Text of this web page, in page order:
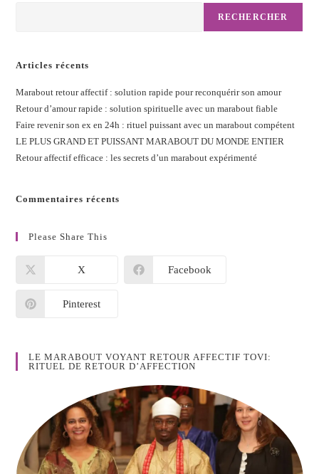
RECHERCHER
Articles récents
Marabout retour affectif : solution rapide pour reconquérir son amour
Retour d’amour rapide : solution spirituelle avec un marabout fiable
Faire revenir son ex en 24h : rituel puissant avec un marabout compétent
LE PLUS GRAND ET PUISSANT MARABOUT DU MONDE ENTIER
Retour affectif efficace : les secrets d’un marabout expérimenté
Commentaires récents
Please Share This
X Facebook
Pinterest
LE MARABOUT VOYANT RETOUR AFFECTIF TOVI:
RITUEL DE RETOUR D’AFFECTION